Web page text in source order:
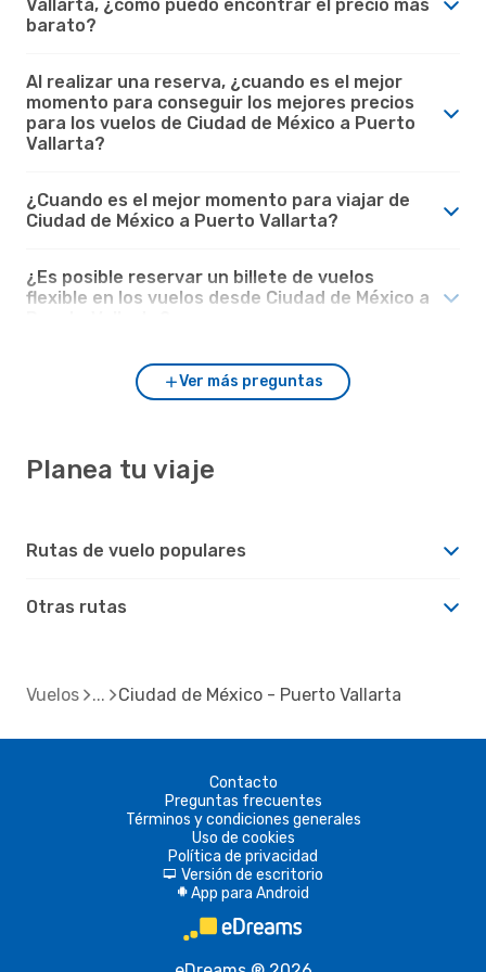
Vallarta, ¿cómo puedo encontrar el precio más
barato?
Al realizar una reserva, ¿cuando es el mejor
momento para conseguir los mejores precios
para los vuelos de Ciudad de México a Puerto
Vallarta?
¿Cuando es el mejor momento para viajar de
Ciudad de México a Puerto Vallarta?
¿Es posible reservar un billete de vuelos
flexible en los vuelos desde Ciudad de México a
Ver más preguntas
Planea tu viaje
Rutas de vuelo populares
Otras rutas
Vuelos Ciudad de México - Puerto Vallarta
Contacto
Preguntas frecuentes
Términos y condiciones generales
Uso de cookies
Política de privacidad
d Versión de escritorio
A App para Android